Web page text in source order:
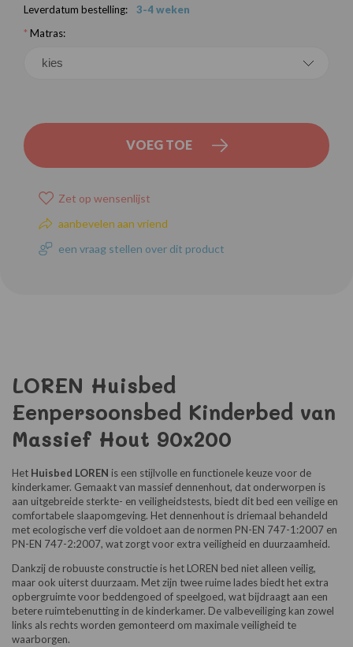
Leverdatum bestelling:
3-4 weken
* Matras:
VOEG TOE
Zet op wensenlijst
aanbevelen aan vriend
een vraag stellen over dit product
LOREN Huisbed
Eenpersoonsbed Kinderbed van
Massief Hout 90x200
Het Huisbed LOREN is een stijlvolle en functionele keuze voor de
kinderkamer. Gemaakt van massief dennenhout, dat onderworpen is
aan uitgebreide sterkte- en veiligheidstests, biedt dit bed een veilige en
comfortabele slaapomgeving. Het dennenhout is driemaal behandeld
met ecologische verf die voldoet aan de normen PN-EN 747-1:2007 en
PN-EN 747-2:2007, wat zorgt voor extra veiligheid en duurzaamheid.
Dankzij de robuuste constructie is het LOREN bed niet alleen veilig,
maar ook uiterst duurzaam. Met zijn twee ruime lades biedt het extra
opbergruimte voor beddengoed of speelgoed, wat bijdraagt aan een
betere ruimtebenutting in de kinderkamer. De valbeveiliging kan zowel
links als rechts worden gemonteerd om maximale veiligheid te
waarborgen.